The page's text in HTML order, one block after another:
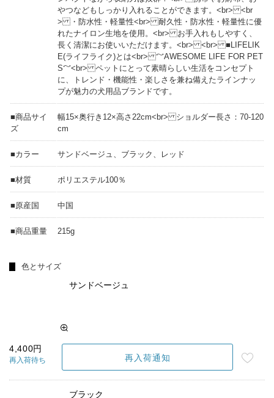
やつなどもしっかり入れることができます。<br> <br
> ・防水性・軽量性<br> 耐久性・防水性・軽量性に優
れたナイロン生地を使用。<br> お手入れもしやすく、
長く清潔にお使いいただけます。<br> <br> ■LIFELIK
E(ライフライク)とは<br> ～AWESOME LIFE FOR PET
S～<br> ペットにとって素晴らしい生活をコンセプト
に、トレンド・機能性・楽しさを兼ね備えたラインナッ
プが魅力の犬用品ブランドです。
■商品サイ
ズ
幅15×奥行き12×高さ22cm<br> ショルダー長さ：70-120
cm
■カラー サンドベージュ、ブラック、レッド
■材質 ポリエステル100％
■原産国 中国
■商品重量 215g
色とサイズ
サンドベージュ
4,400円
再入荷待ち 再入荷通知
ブラック